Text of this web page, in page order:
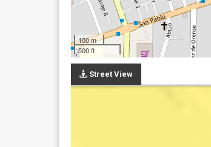
100 m
500 ft
Street View